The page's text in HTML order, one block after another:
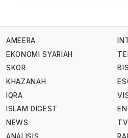
AMEERA
EKONOMI SYARIAH
SKOR
KHAZANAH
IQRA
ISLAM DIGEST
NEWS
ANALISIS
TV